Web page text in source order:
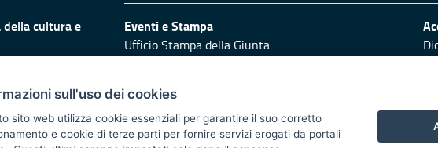
della cultura e
Starita -
Eventi e Stampa
Ufficio Stampa della Giunta
Press Regione
Responsabili di pubblicazione
sull'uso dei cookies
sito web utilizza cookie essenziali per garantire il suo corretto
e cookie di terze parti per fornire servizi erogati da portali